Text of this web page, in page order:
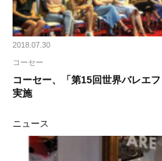
2018.07.30
コーセー
コーセー、「第15回世界バレエ
実施
ニュース